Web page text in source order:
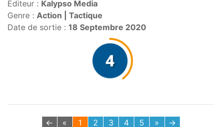
Editeur : Kalypso Media
Genre : Action | Tactique
Date de sortie : 18 Septembre 2020
← « 1 2 3 4 5 » →